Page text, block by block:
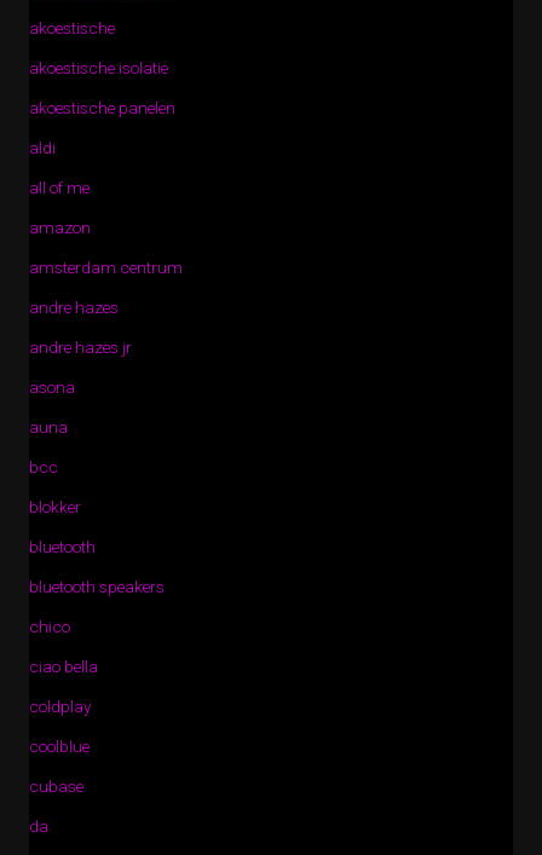
akoestische
akoestische isolatie
akoestische panelen
aldi
all of me
amazon
amsterdam centrum
andre hazes
andre hazes jr
asona
auna
bcc
blokker
bluetooth
bluetooth speakers
chico
ciao bella
coldplay
coolblue
cubase
da